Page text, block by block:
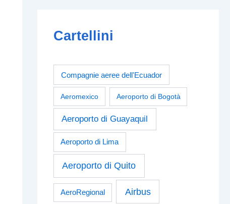
Cartellini
Compagnie aeree dell'Ecuador
Aeromexico Aeroporto di Bogotà
Aeroporto di Guayaquil
Aeroporto di Lima
Aeroporto di Quito
AeroRegional Airbus